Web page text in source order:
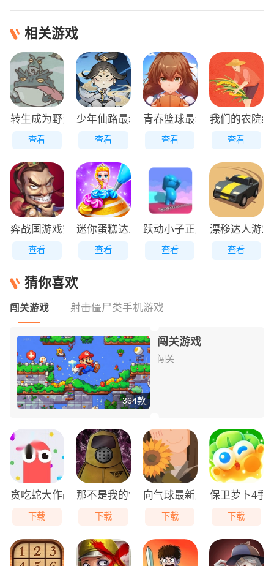
相关游戏
转生成为野蛮人正版
查看
少年仙路最新版
查看
青春篮球最新版
查看
我们的农院
查看
弈战国游戏安装包
查看
迷你蛋糕达人原版
查看
跃动小子正版
查看
漂移达人游
查看
猜你喜欢
闯关游戏 射击僵尸类手机游戏
闯关游戏
闯关
364款
贪吃蛇大作战免费版
下载
那不是我的邻居游戏无广告版
下载
向气球最新版
下载
保卫萝卜4手
下载